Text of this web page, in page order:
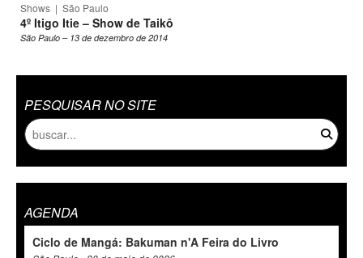
Shows | São Paulo
4º Itigo Itie – Show de Taikô
São Paulo – 13 de dezembro de 2014
PESQUISAR NO SITE
AGENDA
Ciclo de Mangá: Bakuman n'A Feira do Livro